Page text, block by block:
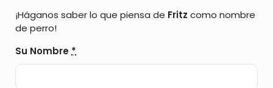
¡Háganos saber lo que piensa de Fritz como nombre
de perro!
Su Nombre *